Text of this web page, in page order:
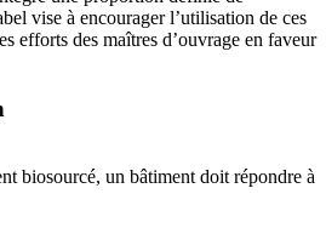
vise à encourager l’utilisation de ces
efforts des maîtres d’ouvrage en faveur
biosourcé, un bâtiment doit répondre à